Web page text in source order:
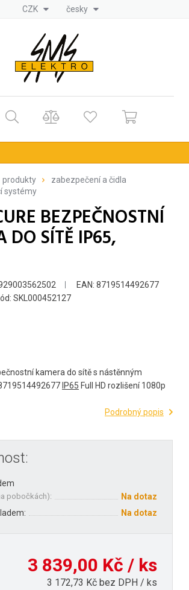
CZK česky
produkty
zabezpečení a čidla
systémy
BEZPEČNOSTNÍ
DO SÍTĚ IP65,
EAN: 8719514492677
SKL000452127
kamera do sítě s nástěnným
IP65 Full HD rozlišení 1080p
Podrobný popis
pobočkách):
Na dotaz
Na dotaz
3 839,00 Kč / ks
3 172,73 Kč bez DPH / ks